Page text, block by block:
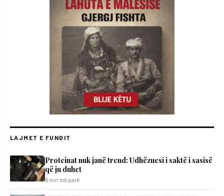
LAJMET E FUNDIT
Proteinat nuk janë trend: Udhëzuesi i saktë i sasisë
që ju duhet
6 min më parë